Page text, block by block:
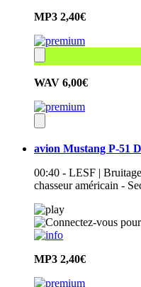
MP3 2,40€
WAV 6,00€
avion Mustang P-51
00:40 - LESF |
chasseur américain -
MP3 2,40€